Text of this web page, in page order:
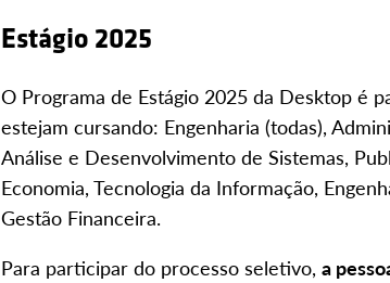
Estágio 2025
O Programa de Estágio 2025 da Desktop é
estejam cursando: Engenharia (todas),
Análise e Desenvolvimento de Sistemas,
Economia, Tecnologia da Informação,
Gestão Financeira.
Para participar do processo seletivo, a